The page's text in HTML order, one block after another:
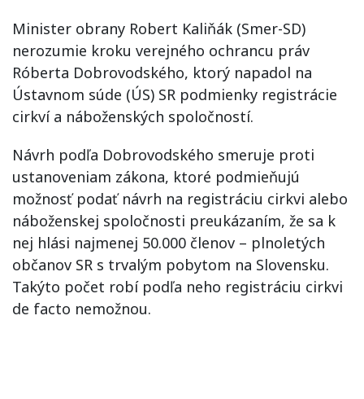
Minister obrany Robert Kaliňák (Smer-SD)
nerozumie kroku verejného ochrancu práv
Róberta Dobrovodského, ktorý napadol na
Ústavnom súde (ÚS) SR podmienky registrácie
cirkví a náboženských spoločností.
Návrh podľa Dobrovodského smeruje proti
ustanoveniam zákona, ktoré podmieňujú
možnosť podať návrh na registráciu cirkvi alebo
náboženskej spoločnosti preukázaním, že sa k
nej hlási najmenej 50.000 členov – plnoletých
občanov SR s trvalým pobytom na Slovensku.
Takýto počet robí podľa neho registráciu cirkvi
de facto nemožnou.